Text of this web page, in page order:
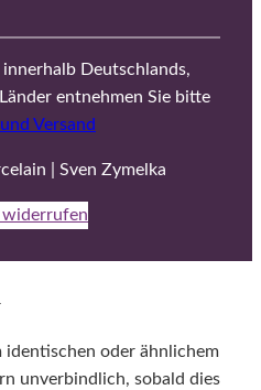
Deutschlands,
entnehmen Sie bitte
Versand
| Sven Zymelka
identischen oder ähnlichem
unverbindlich, sobald dies